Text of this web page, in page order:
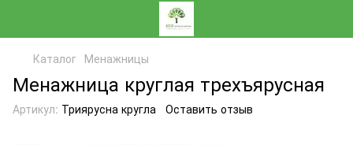
Каталог Менажницы
Менажница круглая трехъярусная
Артикул: Триярусна кругла Оставить отзыв